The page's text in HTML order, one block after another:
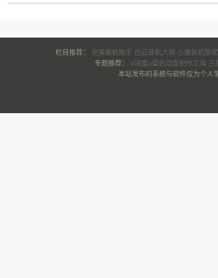
栏目推荐： 完美装机助手 白云装机大师 小猪装机管家
专题推荐： u深度u盘启动盘制作工具 三
本站发布的系统与软件仅为个人